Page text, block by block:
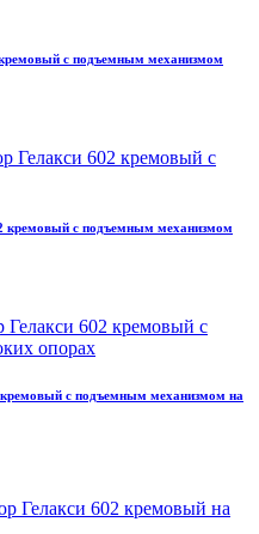
с подъемным механизмом
кремовый с подъемным механизмом
с подъемным механизмом на